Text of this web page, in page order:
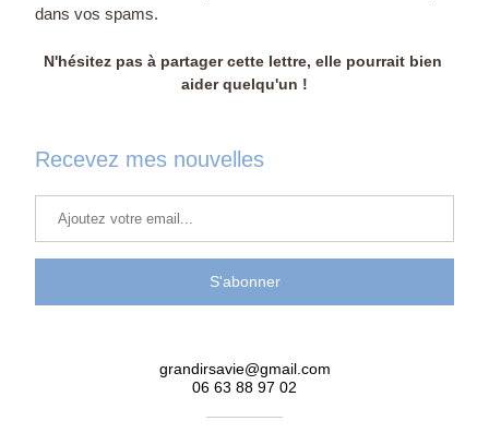
dans vos spams.
N'hésitez pas à partager cette lettre, elle pourrait bien
aider quelqu'un !
Recevez mes nouvelles
S'abonner
grandirsavie@gmail.com
06 63 88 97 02